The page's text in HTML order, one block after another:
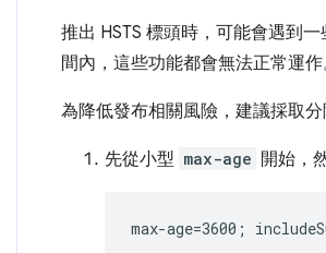
推出 HSTS 標頭時，可能會遇到
間內，這些功能都會無法正常運
為降低發布相關風險，建議採取分
先從小型 max-age 開始，